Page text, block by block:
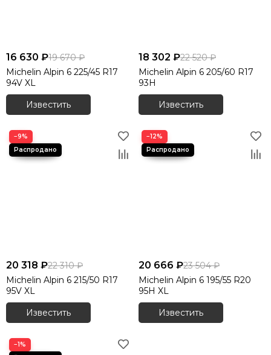
16 630 ₽19 670 ₽
Michelin Alpin 6 225/45 R17
94V XL
Известить
18 302 ₽22 520 ₽
Michelin Alpin 6 205/60 R17
93H
Известить
−9%
20 318 ₽22 310 ₽
Michelin Alpin 6 215/50 R17
95V XL
Известить
−12%
20 666 ₽23 504 ₽
Michelin Alpin 6 195/55 R20
95H XL
Известить
−1%